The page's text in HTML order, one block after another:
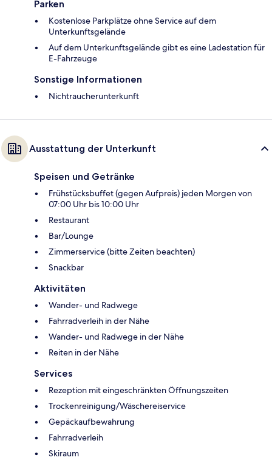
Parken
Kostenlose Parkplätze ohne Service auf dem
Unterkunftsgelände
Auf dem Unterkunftsgelände gibt es eine Ladestation für
E-Fahrzeuge
Sonstige Informationen
Nichtraucherunterkunft
Ausstattung der Unterkunft
Speisen und Getränke
Frühstücksbuffet (gegen Aufpreis) jeden Morgen von
07:00 Uhr bis 10:00 Uhr
Restaurant
Bar/Lounge
Zimmerservice (bitte Zeiten beachten)
Snackbar
Aktivitäten
Wander- und Radwege
Fahrradverleih in der Nähe
Wander- und Radwege in der Nähe
Reiten in der Nähe
Services
Rezeption mit eingeschränkten Öffnungszeiten
Trockenreinigung/Wäschereiservice
Gepäckaufbewahrung
Fahrradverleih
Skiraum